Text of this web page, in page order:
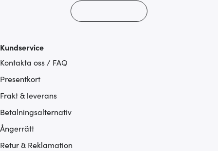
Kundservice
Kontakta oss / FAQ
Presentkort
Frakt & leverans
Betalningsalternativ
Ångerrätt
Retur & Reklamation